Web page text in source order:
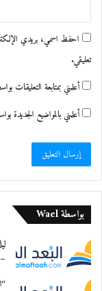
احفظ اسمي، بريدي
تعليقي.
أعلمني بمتابعة التعليقات
أعلمني بالمواضيع الجديدة
بواسطة Wael